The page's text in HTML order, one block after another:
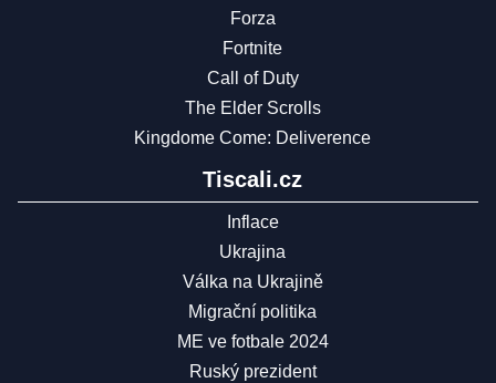
Forza
Fortnite
Call of Duty
The Elder Scrolls
Kingdome Come: Deliverence
Tiscali.cz
Inflace
Ukrajina
Válka na Ukrajině
Migrační politika
ME ve fotbale 2024
Ruský prezident